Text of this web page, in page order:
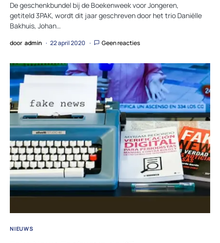
De geschenkbundel bij de Boekenweek voor Jongeren,
getiteld 3PAK, wordt dit jaar geschreven door het trio Daniëlle
Bakhuis, Johan…
door admin 22 april 2020 Geen reacties
NIEUWS